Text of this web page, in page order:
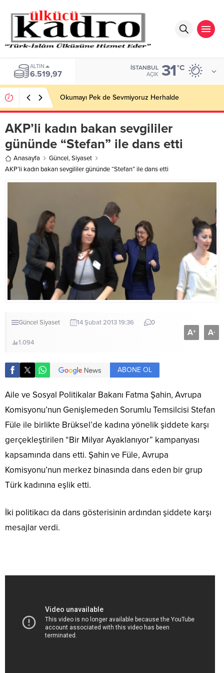
ALTIN
6.519,97
İSTANBUL
AÇIK 31°C
Okumayı Pek de Sevmiyoruz Herhalde
AKP’li kadın bakan sevgililer
gününde “Stefan” ile dans etti
Anasayfa Güncel,Siyaset
AKP’li kadın bakan sevgililer gününde “Stefan” ile dans etti
Güncel Siyaset 14 Şubat 2013 19:36 0
1.094
A+ A-
ABONE OL
Aile ve Sosyal Politikalar Bakanı Fatma Şahin, Avrupa
Komisyonu’nun Genişlemeden Sorumlu Temsilcisi Stefan
Füle ile birlikte Brüksel’de kadına yönelik şiddete karşı
gerçekleştirilen “Bir Milyar Ayaklanıyor” kampanyası
kapsamında dans etti. Şahin ve Füle, Avrupa
Komisyonu’nun merkez binasında dans eden bir grup
Türk kadınına eşlik etti.
İki politikacı da dans gösterisinin ardından şiddete karşı
mesajlar verdi.